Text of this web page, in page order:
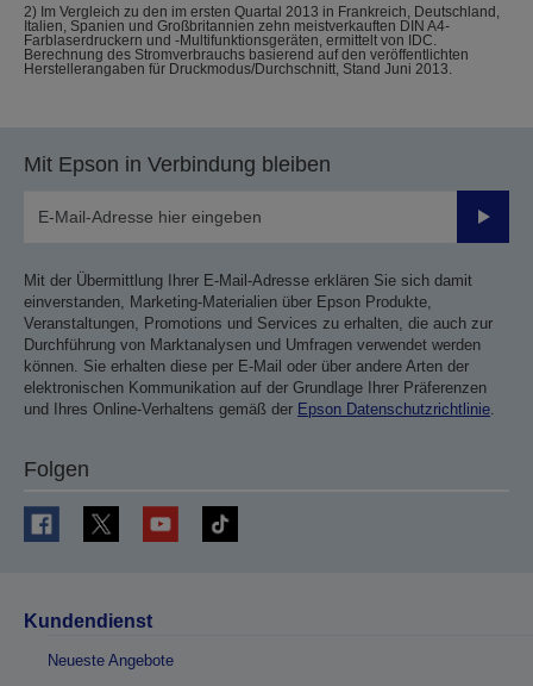
2) Im Vergleich zu den im ersten Quartal 2013 in Frankreich, Deutschland,
Italien, Spanien und Großbritannien zehn meistverkauften DIN A4-
Farblaserdruckern und -Multifunktionsgeräten, ermittelt von IDC.
Berechnung des Stromverbrauchs basierend auf den veröffentlichten
Herstellerangaben für Druckmodus/Durchschnitt, Stand Juni 2013.
Mit Epson in Verbindung bleiben
Mit der Übermittlung Ihrer E-Mail-Adresse erklären Sie sich damit
einverstanden, Marketing-Materialien über Epson Produkte,
Veranstaltungen, Promotions und Services zu erhalten, die auch zur
Durchführung von Marktanalysen und Umfragen verwendet werden
können. Sie erhalten diese per E-Mail oder über andere Arten der
elektronischen Kommunikation auf der Grundlage Ihrer Präferenzen
und Ihres Online-Verhaltens gemäß der Epson Datenschutzrichtlinie.
Folgen
Kundendienst
Neueste Angebote